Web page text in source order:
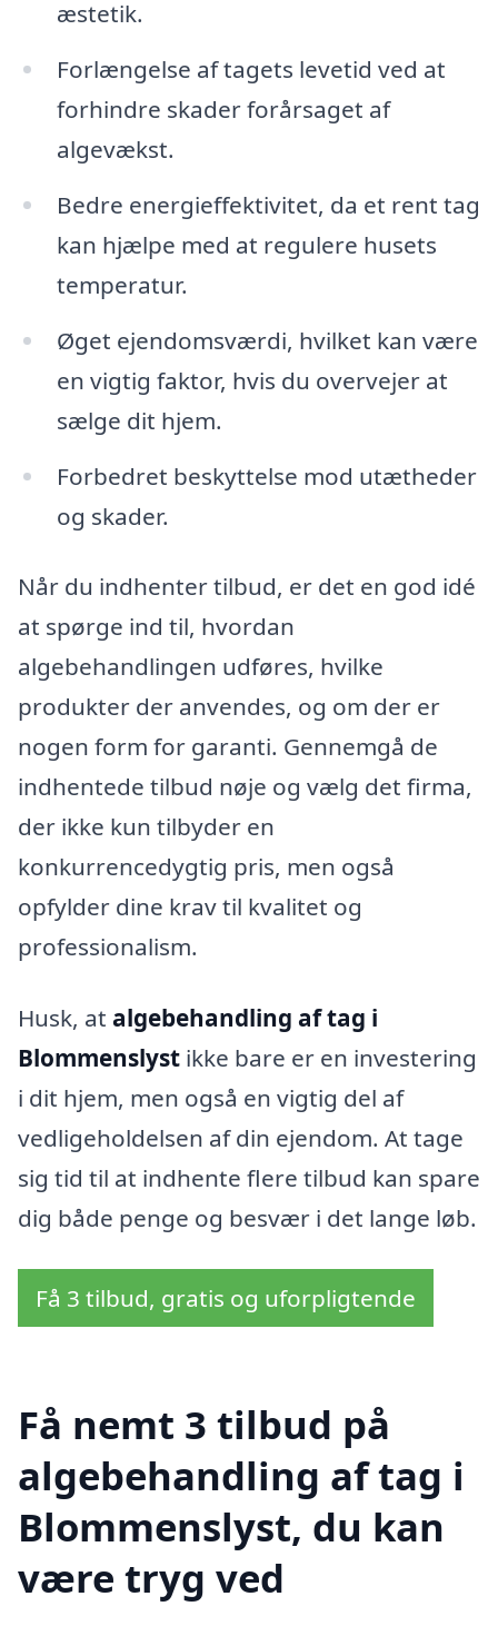
æstetik.
Forlængelse af tagets levetid ved at
forhindre skader forårsaget af
algevækst.
Bedre energieffektivitet, da et rent tag
kan hjælpe med at regulere husets
temperatur.
Øget ejendomsværdi, hvilket kan være
en vigtig faktor, hvis du overvejer at
sælge dit hjem.
Forbedret beskyttelse mod utætheder
og skader.
Når du indhenter tilbud, er det en god idé
at spørge ind til, hvordan
algebehandlingen udføres, hvilke
produkter der anvendes, og om der er
nogen form for garanti. Gennemgå de
indhentede tilbud nøje og vælg det firma,
der ikke kun tilbyder en
konkurrencedygtig pris, men også
opfylder dine krav til kvalitet og
professionalism.
Husk, at algebehandling af tag i
Blommenslyst ikke bare er en investering
i dit hjem, men også en vigtig del af
vedligeholdelsen af din ejendom. At tage
sig tid til at indhente flere tilbud kan spare
dig både penge og besvær i det lange løb.
Få 3 tilbud, gratis og uforpligtende
Få nemt 3 tilbud på
algebehandling af tag i
Blommenslyst, du kan
være tryg ved